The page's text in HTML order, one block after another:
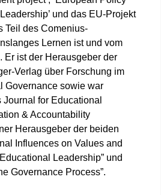
und das EU-Projekt
Teil des Comenius-
Lernen ist und vom
Er ist der Herausgeber der
Verlag über Forschung im
Governance sowie war
for Educational
& Accountability
Herausgeber der beiden
Influences on Values and
Leadership” und
Governance Process”.